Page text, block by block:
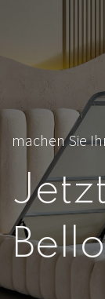
machen Sie